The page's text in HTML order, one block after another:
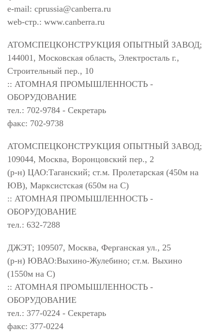
e-mail: cprussia@canberra.ru
web-стр.: www.canberra.ru
АТОМСПЕЦКОНСТРУКЦИЯ ОПЫТНЫЙ ЗАВОД;
144001, Московская область, Электросталь г.,
Строительный пер., 10
:: АТОМНАЯ ПРОМЫШЛЕННОСТЬ -
ОБОРУДОВАНИЕ
тел.: 702-9784 - Секретарь
факс: 702-9738
АТОМСПЕЦКОНСТРУКЦИЯ ОПЫТНЫЙ ЗАВОД;
109044, Москва, Воронцовский пер., 2
(р-н) ЦАО:Таганский; ст.м. Пролетарская (450м на
ЮВ), Марксистская (650м на С)
:: АТОМНАЯ ПРОМЫШЛЕННОСТЬ -
ОБОРУДОВАНИЕ
тел.: 632-7288
ДЖЭТ; 109507, Москва, Ферганская ул., 25
(р-н) ЮВАО:Выхино-Жулебино; ст.м. Выхино
(1550м на С)
:: АТОМНАЯ ПРОМЫШЛЕННОСТЬ -
ОБОРУДОВАНИЕ
тел.: 377-0224 - Секретарь
факс: 377-0224